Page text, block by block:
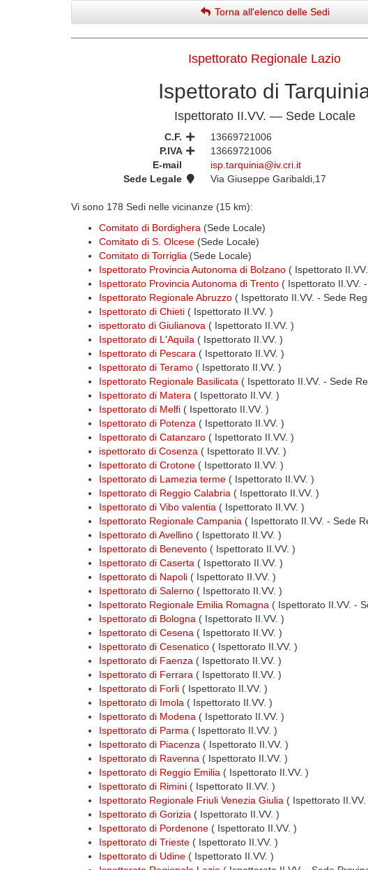
Torna all'elenco delle Sedi
Ispettorato Regionale Lazio
Ispettorato di
Ispettorato II.VV. — Sede Locale
C.F.
13669721006
P.IVA
13669721006
E-mail
isp.tarquinia@iv.cri.it
Sede Legale
Via Giuseppe Garibaldi,17
Vi sono 178 Sedi nelle vicinanze (15 km):
Comitato di Bordighera (Sede Locale)
Comitato di S. Olcese (Sede Locale)
Comitato di Torriglia (Sede Locale)
Ispettorato Provincia Autonoma di Bolzano ( Ispettorato
Ispettorato Provincia Autonoma di Trento ( Ispettorato II.VV.
Ispettorato Regionale Abruzzo ( Ispettorato II.VV. - Sede
Ispettorato di Chieti ( Ispettorato II.VV. )
ispettorato di Giulianova ( Ispettorato II.VV. )
Ispettorato di L'Aquila ( Ispettorato II.VV. )
Ispettorato di Pescara ( Ispettorato II.VV. )
Ispettorato di Teramo ( Ispettorato II.VV. )
Ispettorato Regionale Basilicata ( Ispettorato II.VV. - Sede
Ispettorato di Matera ( Ispettorato II.VV. )
Ispettorato di Melfi ( Ispettorato II.VV. )
Ispettorato di Potenza ( Ispettorato II.VV. )
Ispettorato di Catanzaro ( Ispettorato II.VV. )
ispettorato di Cosenza ( Ispettorato II.VV. )
Ispettorato di Crotone ( Ispettorato II.VV. )
Ispettorato di Lamezia terme ( Ispettorato II.VV. )
Ispettorato di Reggio Calabria ( Ispettorato II.VV. )
Ispettorato di Vibo valentia ( Ispettorato II.VV. )
Ispettorato Regionale Campania ( Ispettorato II.VV. - Sede
Ispettorato di Avellino ( Ispettorato II.VV. )
Ispettorato di Benevento ( Ispettorato II.VV. )
Ispettorato di Caserta ( Ispettorato II.VV. )
Ispettorato di Napoli ( Ispettorato II.VV. )
Ispettorato di Salerno ( Ispettorato II.VV. )
Ispettorato Regionale Emilia Romagna ( Ispettorato II.VV. -
Ispettorato di Bologna ( Ispettorato II.VV. )
Ispettorato di Cesena ( Ispettorato II.VV. )
Ispettorato di Cesenatico ( Ispettorato II.VV. )
Ispettorato di Faenza ( Ispettorato II.VV. )
Ispettorato di Ferrara ( Ispettorato II.VV. )
Ispettorato di Forli ( Ispettorato II.VV. )
Ispettorato di Imola ( Ispettorato II.VV. )
Ispettorato di Modena ( Ispettorato II.VV. )
Ispettorato di Parma ( Ispettorato II.VV. )
Ispettorato di Piacenza ( Ispettorato II.VV. )
Ispettorato di Ravenna ( Ispettorato II.VV. )
Ispettorato di Reggio Emilia ( Ispettorato II.VV. )
Ispettorato di Rimini ( Ispettorato II.VV. )
Ispettorato Regionale Friuli Venezia Giulia ( Ispettorato
Ispettorato di Gorizia ( Ispettorato II.VV. )
Ispettorato di Pordenone ( Ispettorato II.VV. )
Ispettorato di Trieste ( Ispettorato II.VV. )
Ispettorato di Udine ( Ispettorato II.VV. )